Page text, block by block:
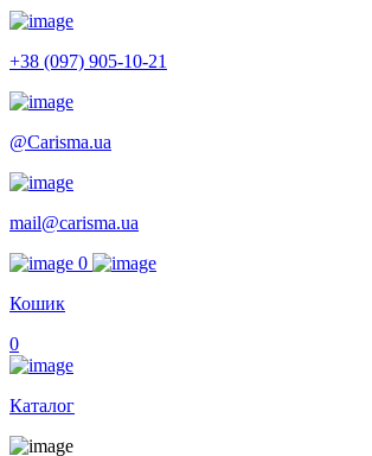
+38 (097) 905-10-21
@Carisma.ua
mail@carisma.ua
0
Кошик
0
Каталог